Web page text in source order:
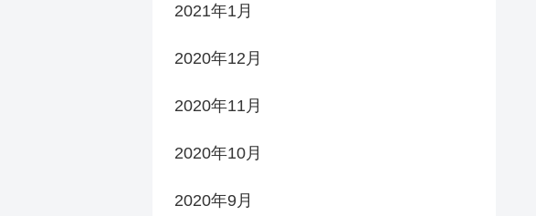
2021年1月
2020年12月
2020年11月
2020年10月
2020年9月